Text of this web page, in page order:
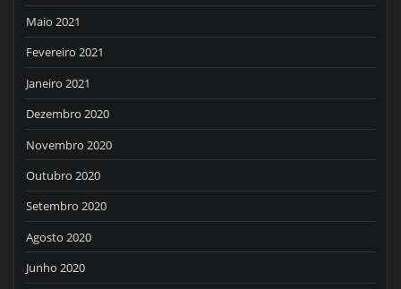
Maio 2021
Fevereiro 2021
Janeiro 2021
Dezembro 2020
Novembro 2020
Outubro 2020
Setembro 2020
Agosto 2020
Junho 2020